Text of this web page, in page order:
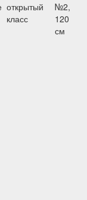
открытый
класс
№2,
120
см